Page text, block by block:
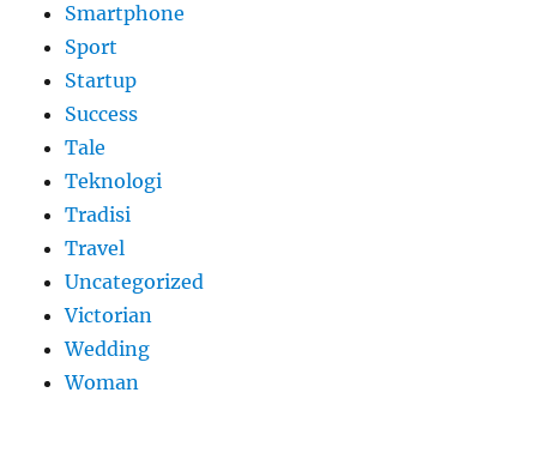
Smartphone
Sport
Startup
Success
Tale
Teknologi
Tradisi
Travel
Uncategorized
Victorian
Wedding
Woman